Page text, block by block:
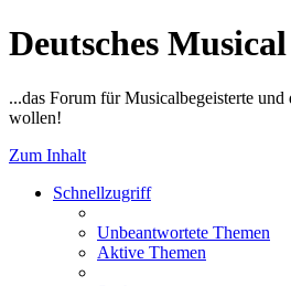
Deutsches
...das Forum für Musicalbegeisterte und
wollen!
Zum Inhalt
Schnellzugriff
Unbeantwortete Themen
Aktive Themen